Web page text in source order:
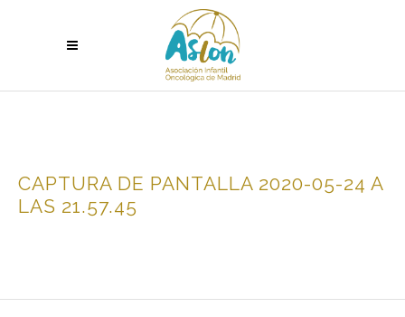
CAPTURA DE PANTALLA 2020-05-24 A
LAS 21.57.45